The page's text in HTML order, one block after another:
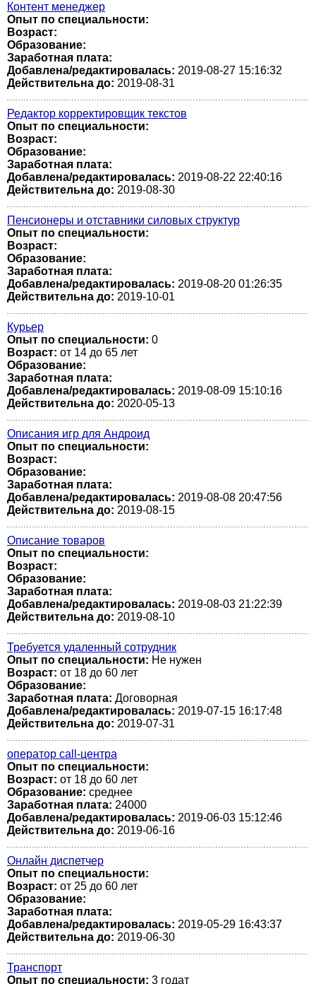
Контент менеджер
Опыт по специальности:
Возраст:
Образование:
Заработная плата:
Добавлена/редактировалась: 2019-08-27 15:16:32
Действительна до: 2019-08-31
Редактор корректировщик текстов
Опыт по специальности:
Возраст:
Образование:
Заработная плата:
Добавлена/редактировалась: 2019-08-22 22:40:16
Действительна до: 2019-08-30
Пенсионеры и отставники силовых структур
Опыт по специальности:
Возраст:
Образование:
Заработная плата:
Добавлена/редактировалась: 2019-08-20 01:26:35
Действительна до: 2019-10-01
Курьер
Опыт по специальности: 0
Возраст: от 14 до 65 лет
Образование:
Заработная плата:
Добавлена/редактировалась: 2019-08-09 15:10:16
Действительна до: 2020-05-13
Описания игр для Андроид
Опыт по специальности:
Возраст:
Образование:
Заработная плата:
Добавлена/редактировалась: 2019-08-08 20:47:56
Действительна до: 2019-08-15
Описание товаров
Опыт по специальности:
Возраст:
Образование:
Заработная плата:
Добавлена/редактировалась: 2019-08-03 21:22:39
Действительна до: 2019-08-10
Требуется удаленный сотрудник
Опыт по специальности: Не нужен
Возраст: от 18 до 60 лет
Образование:
Заработная плата: Договорная
Добавлена/редактировалась: 2019-07-15 16:17:48
Действительна до: 2019-07-31
оператор call-центра
Опыт по специальности:
Возраст: от 18 до 60 лет
Образование: среднее
Заработная плата: 24000
Добавлена/редактировалась: 2019-06-03 15:12:46
Действительна до: 2019-06-16
Онлайн диспетчер
Опыт по специальности:
Возраст: от 25 до 60 лет
Образование:
Заработная плата:
Добавлена/редактировалась: 2019-05-29 16:43:37
Действительна до: 2019-06-30
Транспорт
Опыт по специальности: 3 годат